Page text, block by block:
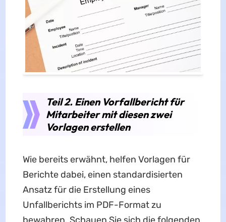
Teil 2. Einen Vorfallbericht für
Mitarbeiter mit diesen zwei
Vorlagen erstellen
Wie bereits erwähnt, helfen Vorlagen für
Berichte dabei, einen standardisierten
Ansatz für die Erstellung eines
Unfallberichts im PDF-Format zu